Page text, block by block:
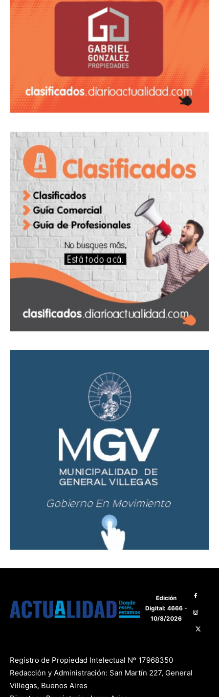
Edición
Digital: 4666 -
10/8/2026
Registro de Propiedad Intelectual Nº 17968350
Redacción y Administración: San Martín 227, General
Villegas, Buenos Aires